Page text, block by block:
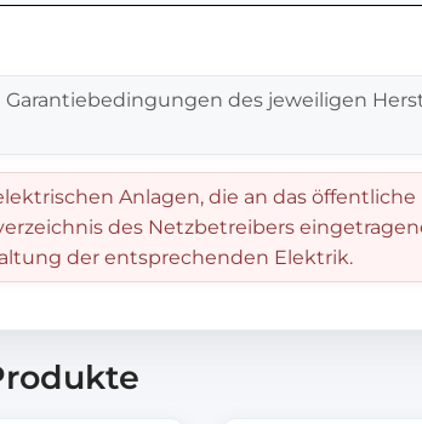
Garantiebedingungen des jeweiligen
Anlagen, die an das
des Netzbetreibers
der entsprechenden Elektrik.